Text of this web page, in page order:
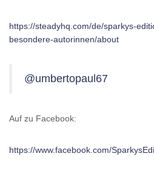
https://steadyhq.com/de/sparkys-
besondere-autorinnen/about
@umbertopaul67
Auf zu Facebook:
https://www.facebook.com/